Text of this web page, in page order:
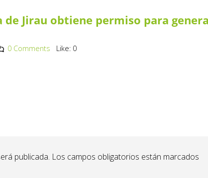
Jirau obtiene permiso para
0 Comments Like: 0
publicada. Los campos obligatorios están marcados